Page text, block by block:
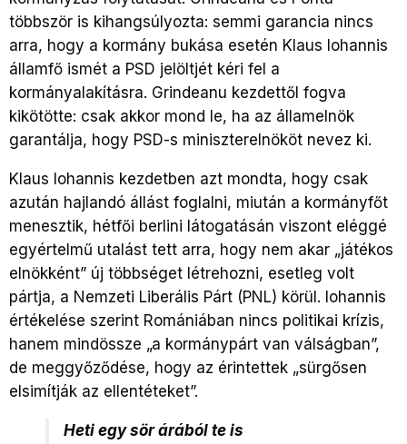
többször is kihangsúlyozta: semmi garancia nincs
arra, hogy a kormány bukása esetén Klaus Iohannis
államfő ismét a PSD jelöltjét kéri fel a
kormányalakításra. Grindeanu kezdettől fogva
kikötötte: csak akkor mond le, ha az államelnök
garantálja, hogy PSD-s miniszterelnököt nevez ki.
Klaus Iohannis kezdetben azt mondta, hogy csak
azután hajlandó állást foglalni, miután a kormányfőt
menesztik, hétfői berlini látogatásán viszont eléggé
egyértelmű utalást tett arra, hogy nem akar „játékos
elnökként” új többséget létrehozni, esetleg volt
pártja, a Nemzeti Liberális Párt (PNL) körül. Iohannis
értékelése szerint Romániában nincs politikai krízis,
hanem mindössze „a kormánypárt van válságban”,
de meggyőződése, hogy az érintettek „sürgősen
elsimítják az ellentéteket”.
Heti egy sör árából te is